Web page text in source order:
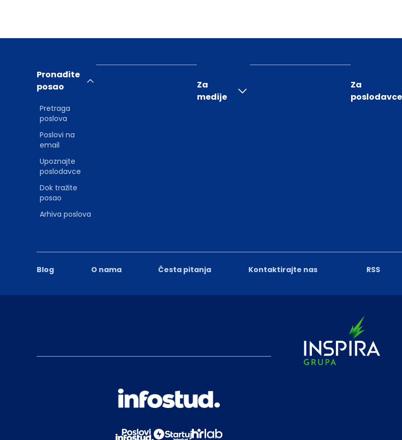
Blog O nama Česta pitanja Kontaktirajte nas RSS
Pronađite
posao
Pretraga
poslova
Poslovi na
email
Upoznajte
poslodavce
Dok tražite
posao
Arhiva poslova
Za
medije
Za
poslodavce